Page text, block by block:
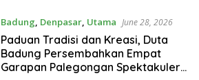
Badung Denpasar, Utama June 28, 2026
Paduan Tradisi dan Kreasi, Duta
Badung Persembahkan Empat
Garapan Palegongan Spektakuler